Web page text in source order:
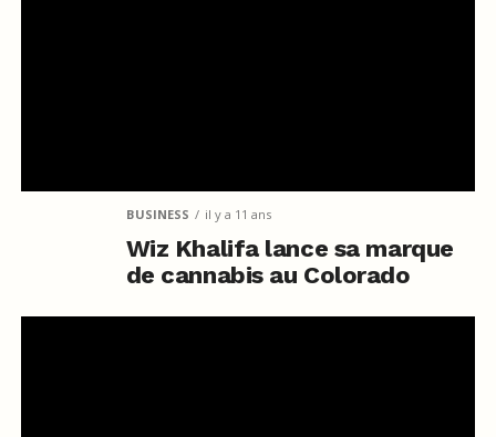
BUSINESS il y a 11 ans
Wiz Khalifa lance sa marque
de cannabis au Colorado